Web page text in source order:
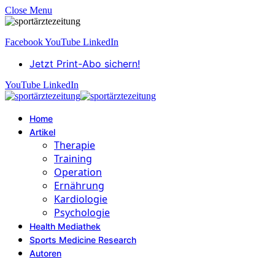
Close Menu
FacebookYouTube LinkedIn
Jetzt Print-Abo sichern!
YouTube LinkedIn
Home
Artikel
Therapie
Training
Operation
Ernährung
Kardiologie
Psychologie
Health Mediathek
Sports Medicine Research
Autoren